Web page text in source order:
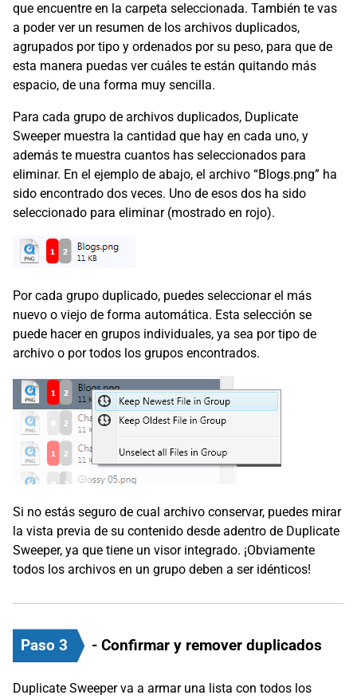
que encuentre en la carpeta seleccionada. También te vas
a poder ver un resumen de los archivos duplicados,
agrupados por tipo y ordenados por su peso, para que de
esta manera puedas ver cuáles te están quitando más
espacio, de una forma muy sencilla.
Para cada grupo de archivos duplicados, Duplicate
Sweeper muestra la cantidad que hay en cada uno, y
además te muestra cuantos has seleccionados para
eliminar. En el ejemplo de abajo, el archivo “Blogs.png” ha
sido encontrado dos veces. Uno de esos dos ha sido
seleccionado para eliminar (mostrado en rojo).
Por cada grupo duplicado, puedes seleccionar el más
nuevo o viejo de forma automática. Esta selección se
puede hacer en grupos individuales, ya sea por tipo de
archivo o por todos los grupos encontrados.
Si no estás seguro de cual archivo conservar, puedes mirar
la vista previa de su contenido desde adentro de Duplicate
Sweeper, ya que tiene un visor integrado. ¡Obviamente
todos los archivos en un grupo deben a ser idénticos!
Paso 3 - Confirmar y remover duplicados
Duplicate Sweeper va a armar una lista con todos los